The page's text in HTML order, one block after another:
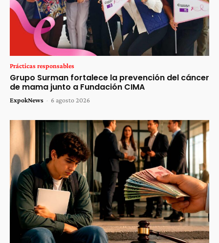
Prácticas responsables
Grupo Surman fortalece la prevención del cáncer
de mama junto a Fundación CIMA
ExpokNews - 6 agosto 2026